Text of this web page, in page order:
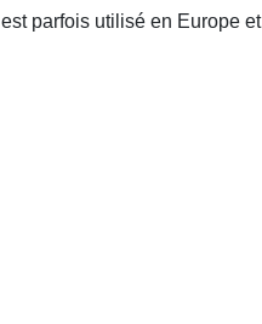
parfois utilisé en Europe et